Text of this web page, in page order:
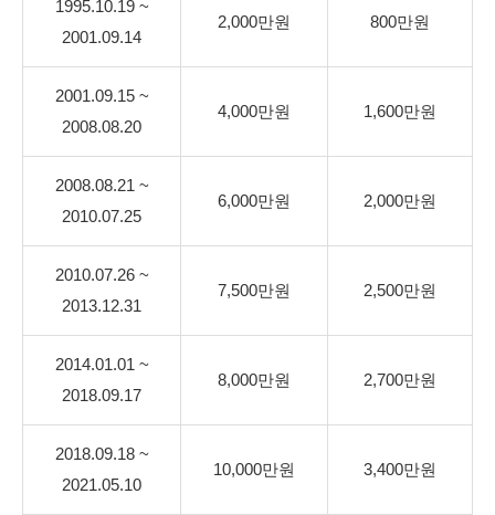
1995.10.19 ~
2001.09.14
2,000만원 800만원
2001.09.15 ~
2008.08.20
4,000만원 1,600만원
2008.08.21 ~
2010.07.25
6,000만원 2,000만원
2010.07.26 ~
2013.12.31
7,500만원 2,500만원
2014.01.01 ~
2018.09.17
8,000만원 2,700만원
2018.09.18 ~
2021.05.10
10,000만원 3,400만원